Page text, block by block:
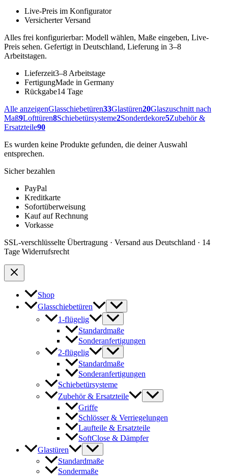
Live-Preis im Konfigurator
Versicherter Versand
Alles frei konfigurierbar: Modell wählen, Maße eingeben, Live-
Preis sehen. Gefertigt in Deutschland, Lieferung in 3–8
Arbeitstagen.
Lieferzeit3–8 Arbeitstage
FertigungMade in Germany
Rückgabe14 Tage
Alle anzeigenGlasschiebetüren33Glastüren20Glaszuschnitt nach
Maß9Lofttüren8Schiebetürsysteme2Sonderdekore5Zubehör &
Ersatzteile90
Es wurden keine Produkte gefunden, die deiner Auswahl
entsprechen.
Sicher bezahlen
PayPal
Kreditkarte
Sofortüberweisung
Kauf auf Rechnung
Vorkasse
SSL-verschlüsselte Übertragung · Versand aus Deutschland · 14
Tage Widerrufsrecht
Shop
Glasschiebetüren
1-flügelig
Standardmaße
Sonderanfertigungen
2-flügelig
Standardmaße
Sonderanfertigungen
Schiebetürsysteme
Zubehör & Ersatzteile
Griffe
Schlösser & Verriegelungen
Laufteile & Ersatzteile
SoftClose & Dämpfer
Glastüren
Standardmaße
Sondermaße